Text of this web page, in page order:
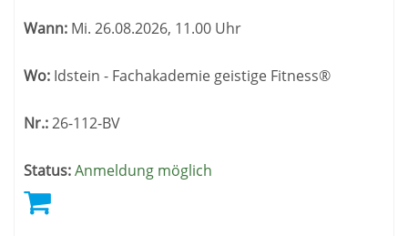
Wann: Mi. 26.08.2026, 11.00 Uhr
Wo: Idstein - Fachakademie geistige Fitness®
Nr.:26-112-BV
Status:Anmeldung möglich